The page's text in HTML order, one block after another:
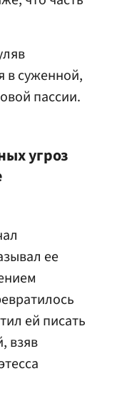
в суженной,
пассии.
угроз
ее
ей писать
взяв